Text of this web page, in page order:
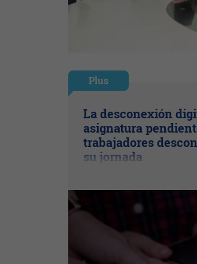
Plus
La desconexión
asignatura
trabajadores
su jornada